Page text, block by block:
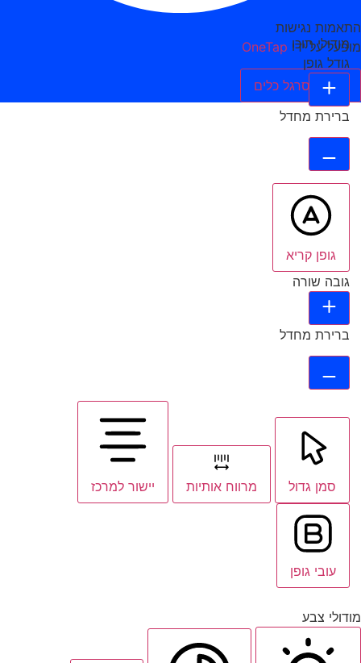
התאמות נגישות
מופעל על ידי OneTap
הסתר סרגל כלים
מודולי תוכן
גודל גופן
ברירת מחדל
גופן קריא
גובה שורה
ברירת מחדל
סמן גדול מרווח אותיות יישור למרכז
עובי גופן
מודולי צבע